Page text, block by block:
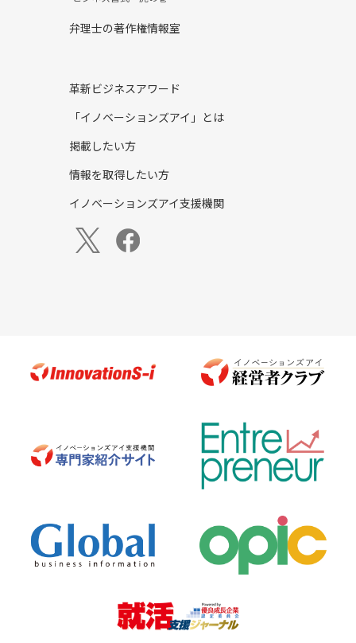
弁理士の著作権情報室
革新ビジネスアワード
「イノベーションズアイ」とは
掲載したい方
情報を取得したい方
イノベーションズアイ支援機関